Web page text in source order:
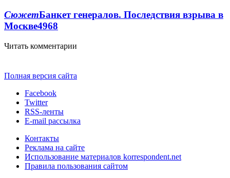
СюжетБанкет генералов. Последствия взрыва в
Москве4968
Читать комментарии
Полная версия сайта
Facebook
Twitter
RSS-ленты
E-mail рассылка
Контакты
Реклама на сайте
Использование материалов korrespondent.net
Правила пользования сайтом